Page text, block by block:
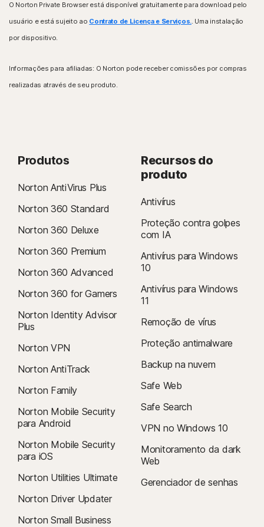
Sistemas operacionais Windows™
Apenas processador Intel (32 bits e 64 bits)
Sistema operacional Windows 10, 11
Sistemas operacionais Mac®
Intel 64 bits e ARM (Apple M1/2)
Sistemas operacionais Android™
Sistemas operacionais iOS
iOS 15.0 ou posterior
O Norton Private Browser está disponível gratuitamente para download pelo
usuário e está sujeito ao Contrato de Licença e Serviços.. Uma instalação
por dispositivo.
Informações para afiliadas: O Norton pode receber comissões por compras
realizadas através de seu produto.
Produtos
Norton AntiVirus Plus
Norton 360 Standard
Norton 360 Deluxe
Norton 360 Premium
Norton 360 Advanced
Norton 360 for Gamers
Norton Identity Advisor
Plus
Norton VPN
Norton AntiTrack
Norton Family
Norton Mobile Security
para Android
Norton Mobile Security
para iOS
Norton Utilities Ultimate
Norton Driver Updater
Norton Small Business
Recursos do
produto
Antivírus
Proteção contra golpes
com IA
Antivírus para Windows
10
Antivírus para Windows
11
Remoção de vírus
Proteção antimalware
Backup na nuvem
Safe Web
Safe Search
VPN no Windows 10
Monitoramento da dark
Web
Gerenciador de senhas